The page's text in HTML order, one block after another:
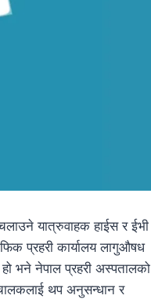
यात्रुवाहक हाईस र ईभी
प्रहरी कार्यालय लागुऔषध
हो भने नेपाल प्रहरी अस्पतालको
थप अनुसन्धान र